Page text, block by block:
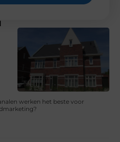
werken het beste voor